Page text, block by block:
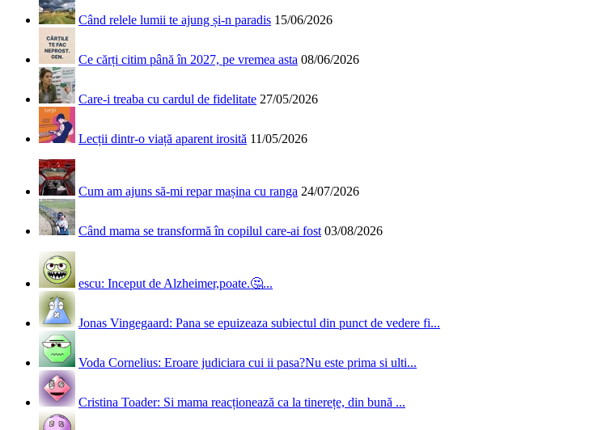
Când relele lumii te ajung și-n paradis 15/06/2026
Ce cărți citim până în 2027, pe vremea asta 08/06/2026
Care-i treaba cu cardul de fidelitate 27/05/2026
Lecții dintr-o viață aparent irosită 11/05/2026
Cum am ajuns să-mi repar mașina cu ranga 24/07/2026
Când mama se transformă în copilul care-ai fost 03/08/2026
escu: Inceput de Alzheimer,poate.🤔...
Jonas Vingegaard: Pana se epuizeaza subiectul din punct de vedere fi...
Voda Cornelius: Eroare judiciara cui ii pasa?Nu este prima si ulti...
Cristina Toader: Si mama reacționează ca la tinerețe, din bună ...